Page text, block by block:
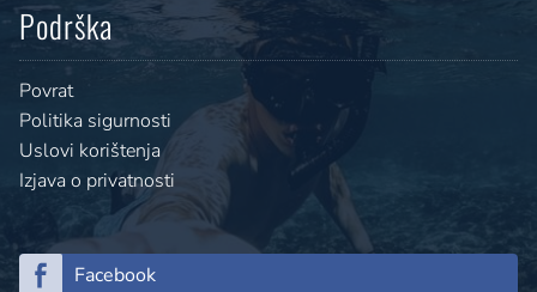
Podrška
Povrat
Politika sigurnosti
Uslovi korištenja
Izjava o privatnosti
Facebook